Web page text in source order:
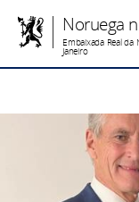
Noruega
Embaixada Real da
Janeiro